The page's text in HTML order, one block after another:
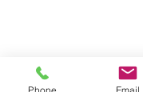
Phone Email